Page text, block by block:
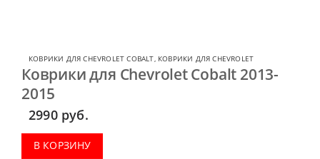
КОВРИКИ ДЛЯ CHEVROLET COBALT КОВРИКИ ДЛЯ CHEVROLET
Коврики для Chevrolet Cobalt 2013-
2015
2990 руб.
В КОРЗИНУ